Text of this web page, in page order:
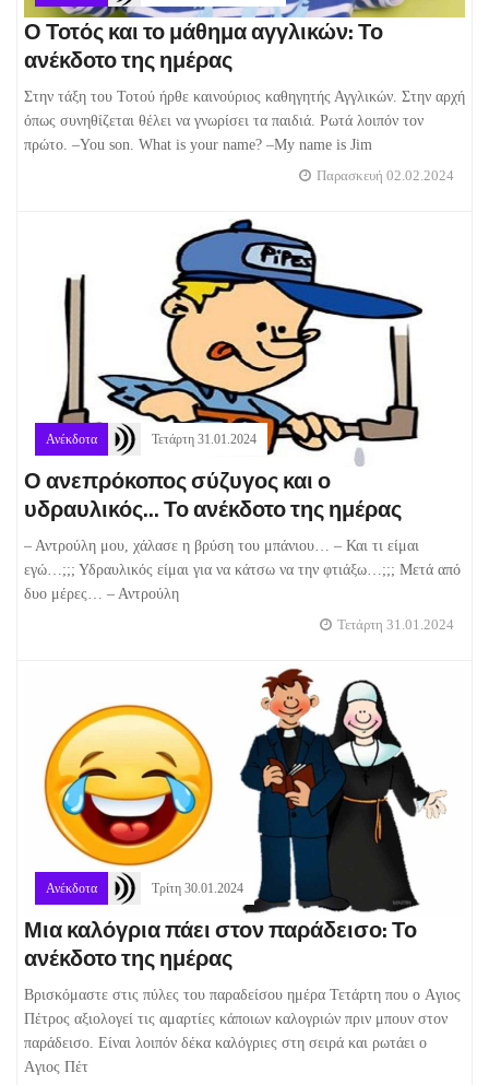
Ο Τοτός και το μάθημα αγγλικών: Το
ανέκδοτο της ημέρας
Στην τάξη του Τοτού ήρθε καινούριος καθηγητής Αγγλικών. Στην αρχή
όπως συνηθίζεται θέλει να γνωρίσει τα παιδιά. Ρωτά λοιπόν τον
πρώτο. –You son. What is your name? –My name is Jim
Παρασκευή 02.02.2024
Ανέκδοτα Τετάρτη 31.01.2024
Ο ανεπρόκοπος σύζυγος και ο
υδραυλικός... Το ανέκδοτο της ημέρας
– Αντρούλη μου, χάλασε η βρύση του μπάνιου… – Και τι είμαι
εγώ…;;; Υδραυλικός είμαι για να κάτσω να την φτιάξω…;;; Μετά από
δυο μέρες… – Αντρούλη
Τετάρτη 31.01.2024
Ανέκδοτα Τρίτη 30.01.2024
Μια καλόγρια πάει στον παράδεισο: Το
ανέκδοτο της ημέρας
Βρισκόμαστε στις πύλες του παραδείσου ημέρα Τετάρτη που ο Aγιος
Πέτρος αξιολογεί τις αμαρτίες κάποιων καλογριών πριν μπουν στον
παράδεισο. Είναι λοιπόν δέκα καλόγριες στη σειρά και ρωτάει ο
Aγιος Πέτ